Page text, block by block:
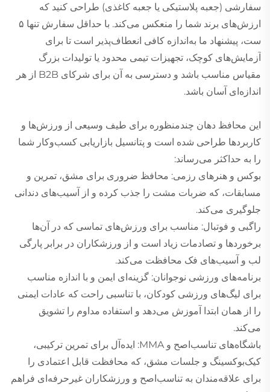
سفارشی (جعبه پلاستیکی یا جعبه کاغذی) طراحی کنید که
ارزش‌های برند شما را منعکس می‌کند. با حداقل سفارش تنها ۵
ست، پیشنهاد ما به‌اندازه کافی انعطاف‌پذیر است تا برای
آزمایش‌های کوچک، تجهیزات تیمی محدود یا تولیدات بزرگ
مقیاس مناسب باشد و دسترسی به آن برای شرکای B2B از هر
اندازه‌ای آسان باشد.
این محافظ دهان چندمنظوره برای طیف وسیعی از ورزش‌ها و
کاربردها طراحی شده است و پتانسیل بازاریابی کسب‌وکار شما
را به حداکثر می‌رساند:
بوکس و هنرهای رزمی: محافظ ضروری برای مشق، تمرین و
مسابقات، که ضربات مشت را جذب کرده و از آسیب‌های دندانی
جلوگیری می‌کند.
راگبی و فوتبال: مناسب برای ورزش‌های تماسی که در آن‌ها
برخوردها و تصادمات زیاد است و از ورزشکاران در برابر پارگی
لب و آسیب‌های فک محافظت می‌کند.
برنامه‌های ورزشی نوجوانان: گزینه‌ای ایمن و با اندازه مناسب
برای لیگ‌های ورزشی کودکان، با تناسبی راحت که عادات ایمنی
را از همان ابتدا آموزش می‌دهد و استفاده مداوم را تشویق
می‌کند.
باشگاه‌های تناسب‌اصح و MMA: ایده‌آل برای تمرین ترکیبی،
کیک‌بوکسینگ و جلسات مشق، که محافظت قابل اعتمادی را
برای علاقه‌مندان به تناسب‌اصح و ورزشکاران غیرحرفه‌ای فراهم